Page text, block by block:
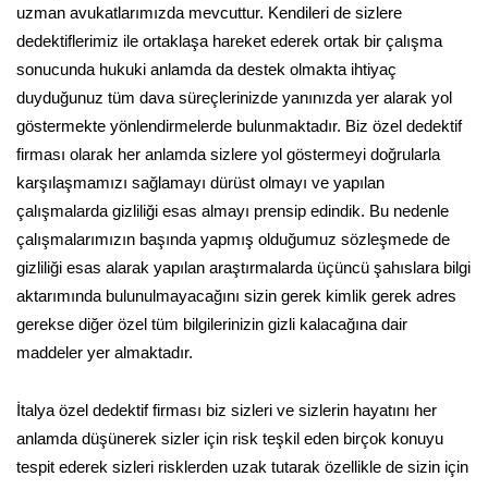
uzman avukatlarımızda mevcuttur. Kendileri de sizlere
dedektiflerimiz ile ortaklaşa hareket ederek ortak bir çalışma
sonucunda hukuki anlamda da destek olmakta ihtiyaç
duyduğunuz tüm dava süreçlerinizde yanınızda yer alarak yol
göstermekte yönlendirmelerde bulunmaktadır. Biz özel dedektif
firması olarak her anlamda sizlere yol göstermeyi doğrularla
karşılaşmamızı sağlamayı dürüst olmayı ve yapılan
çalışmalarda gizliliği esas almayı prensip edindik. Bu nedenle
çalışmalarımızın başında yapmış olduğumuz sözleşmede de
gizliliği esas alarak yapılan araştırmalarda üçüncü şahıslara bilgi
aktarımında bulunulmayacağını sizin gerek kimlik gerek adres
gerekse diğer özel tüm bilgilerinizin gizli kalacağına dair
maddeler yer almaktadır.
İtalya özel dedektif firması biz sizleri ve sizlerin hayatını her
anlamda düşünerek sizler için risk teşkil eden birçok konuyu
tespit ederek sizleri risklerden uzak tutarak özellikle de sizin için